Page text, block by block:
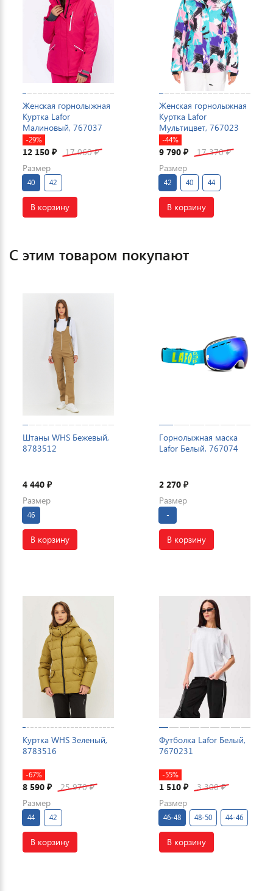
Женская горнолыжная
Куртка Lafor
Малиновый, 767037
-29%
12 150 ₽ 17 060₽
Размер
40 42
В корзину
Женская горнолыжная
Куртка Lafor
Мультицвет, 767023
-44%
9 790 ₽ 17 370₽
Размер
42 40 44
В корзину
С этим товаром покупают
Штаны WHS Бежевый,
8783512
4 440 ₽
Размер
46
В корзину
Горнолыжная маска
Lafor Белый, 767074
2 270 ₽
Размер
-
В корзину
Куртка WHS Зеленый,
8783516
-67%
8 590 ₽ 25 970₽
Размер
44 42
В корзину
Футболка Lafor Белый,
7670231
-55%
1 510 ₽ 3 300₽
Размер
46-48 48-50 44-46
В корзину